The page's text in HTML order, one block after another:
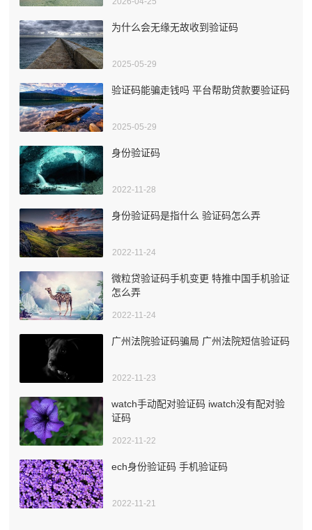
为什么会无缘无故收到验证码
2025-05-29
验证码能骗走钱吗 平台帮助贷款要验证码
2025-05-29
身份验证码
2022-11-28
身份验证码是指什么 验证码怎么弄
2022-11-24
微粒贷验证码手机变更 特推中国手机验证
怎么弄
2022-11-24
广州法院验证码骗局 广州法院短信验证码
2022-11-23
watch手动配对验证码 iwatch没有配对验
证码
2022-11-22
ech身份验证码 手机验证码
2022-11-21